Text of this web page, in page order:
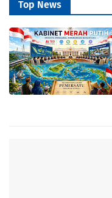
Top News